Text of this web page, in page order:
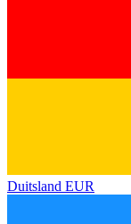
Duitsland EUR